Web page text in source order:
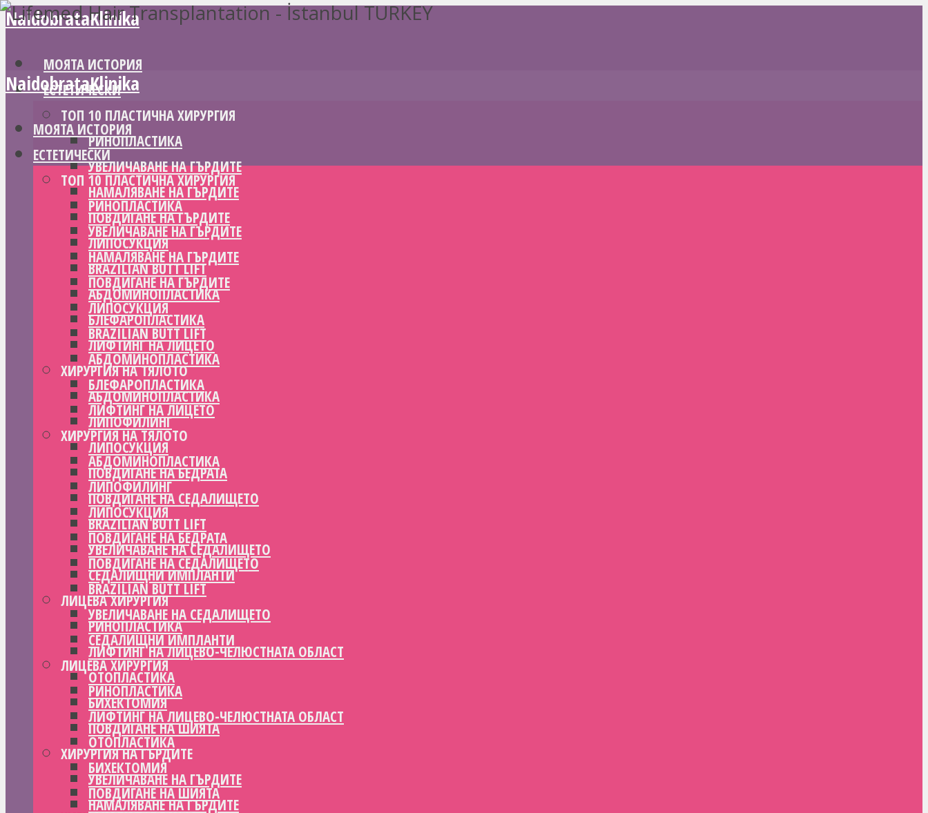
NaidobrataKlinika
МОЯТА ИСТОРИЯ
ЕСТЕТИЧЕСКИ
ТОП 10 ПЛАСТИЧНА ХИРУРГИЯ
РИНОПЛАСТИКА
УВЕЛИЧАВАНЕ НА ГЪРДИТЕ
НАМАЛЯВАНЕ НА ГЪРДИТЕ
ПОВДИГАНЕ НА ГЪРДИТЕ
ЛИПОСУКЦИЯ
BRAZILIAN BUTT LIFT
АБДОМИНОПЛАСТИКА
БЛЕФАРОПЛАСТИКА
ЛИФТИНГ НА ЛИЦЕТО
ХИРУРГИЯ НА ТЯЛОТО
АБДОМИНОПЛАСТИКА
ЛИПОФИЛИНГ
ЛИПОСУКЦИЯ
ПОВДИГАНЕ НА БЕДРАТА
ПОВДИГАНЕ НА СЕДАЛИЩЕТО
BRAZILIAN BUTT LIFT
УВЕЛИЧАВАНЕ НА СЕДАЛИЩЕТО
СЕДАЛИЩНИ ИМПЛАНТИ
ЛИЦЕВА ХИРУРГИЯ
РИНОПЛАСТИКА
ЛИФТИНГ НА ЛИЦЕВО-ЧЕЛЮСТНАТА ОБЛАСТ
ОТОПЛАСТИКА
БИХЕКТОМИЯ
ПОВДИГАНЕ НА ШИЯТА
ХИРУРГИЯ НА ГЪРДИТЕ
УВЕЛИЧАВАНЕ НА ГЪРДИТЕ
НАМАЛЯВАНЕ НА ГЪРДИТЕ
NaidobrataKlinika
МОЯТА ИСТОРИЯ
ЕСТЕТИЧЕСКИ
ТОП 10 ПЛАСТИЧНА ХИРУРГИЯ
РИНОПЛАСТИКА
УВЕЛИЧАВАНЕ НА ГЪРДИТЕ
НАМАЛЯВАНЕ НА ГЪРДИТЕ
ПОВДИГАНЕ НА ГЪРДИТЕ
ЛИПОСУКЦИЯ
BRAZILIAN BUTT LIFT
АБДОМИНОПЛАСТИКА
БЛЕФАРОПЛАСТИКА
ЛИФТИНГ НА ЛИЦЕТО
ХИРУРГИЯ НА ТЯЛОТО
АБДОМИНОПЛАСТИКА
ЛИПОФИЛИНГ
ЛИПОСУКЦИЯ
ПОВДИГАНЕ НА БЕДРАТА
ПОВДИГАНЕ НА СЕДАЛИЩЕТО
BRAZILIAN BUTT LIFT
УВЕЛИЧАВАНЕ НА СЕДАЛИЩЕТО
СЕДАЛИЩНИ ИМПЛАНТИ
ЛИЦЕВА ХИРУРГИЯ
РИНОПЛАСТИКА
ЛИФТИНГ НА ЛИЦЕВО-ЧЕЛЮСТНАТА ОБЛАСТ
ОТОПЛАСТИКА
БИХЕКТОМИЯ
ПОВДИГАНЕ НА ШИЯТА